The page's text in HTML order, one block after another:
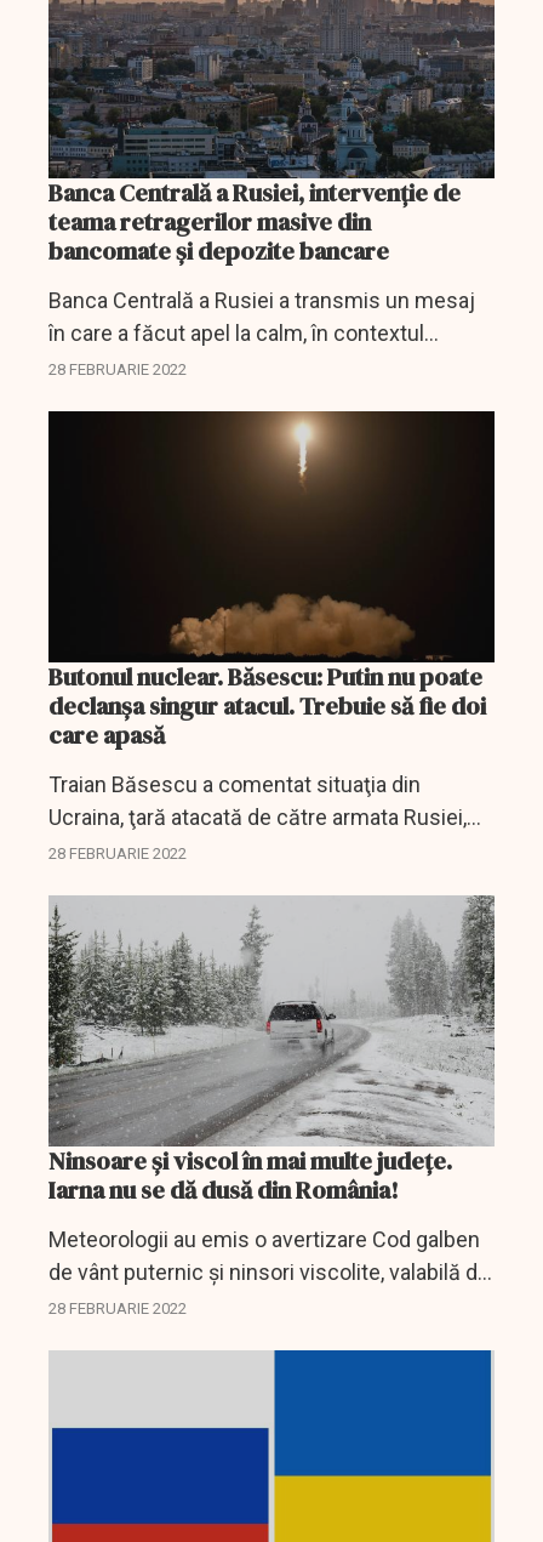
Banca Centrală a Rusiei, intervenţie de
teama retragerilor masive din
bancomate şi depozite bancare
Banca Centrală a Rusiei a transmis un mesaj
în care a făcut apel la calm, în contextul
sancţiunilor aplicate de către Occident.
28 FEBRUARIE 2022
Butonul nuclear. Băsescu: Putin nu poate
declanşa singur atacul. Trebuie să fie doi
care apasă
Traian Băsescu a comentat situaţia din
Ucraina, ţară atacată de către armata Rusiei,
după ordinul dat de Vladimir Putin.
28 FEBRUARIE 2022
Ninsoare şi viscol în mai multe judeţe.
Iarna nu se dă dusă din România!
Meteorologii au emis o avertizare Cod galben
de vânt puternic și ninsori viscolite, valabilă de
luni până marți dimineața, în opt județe din
28 FEBRUARIE 2022